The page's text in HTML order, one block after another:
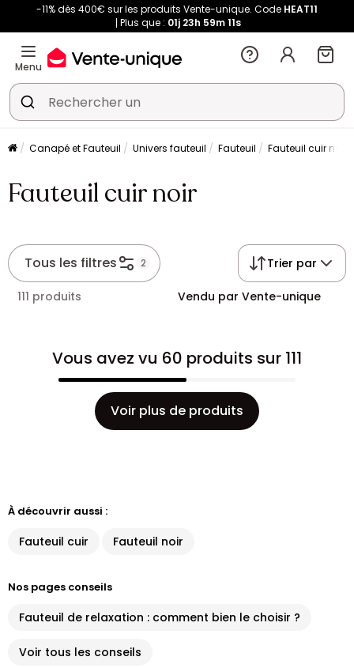
-11% dès 400€ sur les produits Vente-unique. Code HEAT11
Plus que : 01j 23h 59m11s
Menu
Canapé et Fauteuil Univers fauteuil Fauteuil Fauteuil cuir noir
Fauteuil cuir noir
Tous les filtres 2 Trier par
111 produits Vendu par Vente-unique
Vous avez vu 60 produits sur 111
Voir plus de produits
À découvrir aussi :
Fauteuil cuir Fauteuil noir
Nos pages conseils
Fauteuil de relaxation : comment bien le choisir ?
Voir tous les conseils